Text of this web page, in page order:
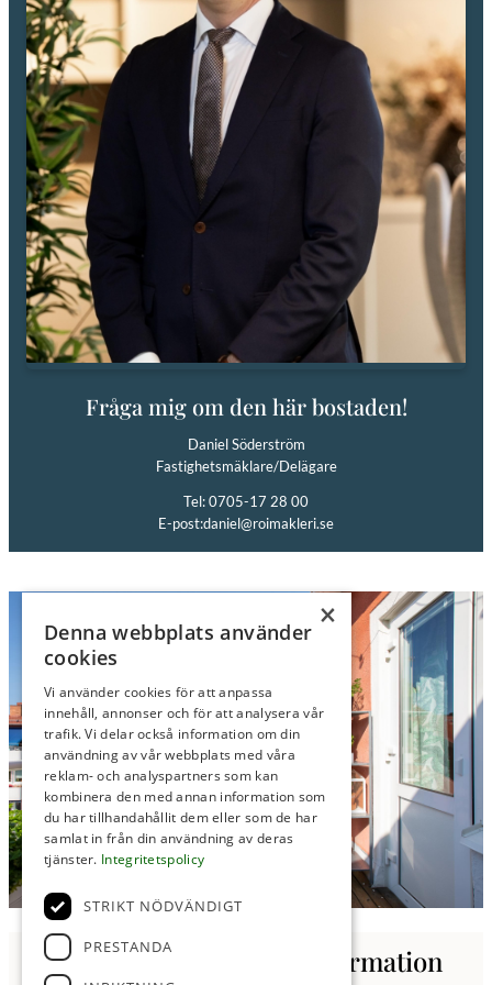
Fråga mig om den här bostaden!
Daniel Söderström
Fastighetsmäklare/Delägare
Tel: 0705-17 28 00
E-post:daniel@roimakleri.se
Kontakta oss för mer information
×
Denna webbplats använder
cookies
Vi använder cookies för att anpassa
innehåll, annonser och för att analysera vår
trafik. Vi delar också information om din
användning av vår webbplats med våra
reklam- och analyspartners som kan
kombinera den med annan information som
du har tillhandahållit dem eller som de har
samlat in från din användning av deras
tjänster. Integritetspolicy
STRIKT NÖDVÄNDIGT
PRESTANDA